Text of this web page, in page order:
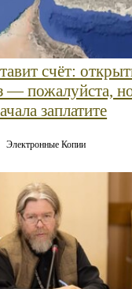
счёт:
— пожалуйста,
заплатите
Электронные Копии